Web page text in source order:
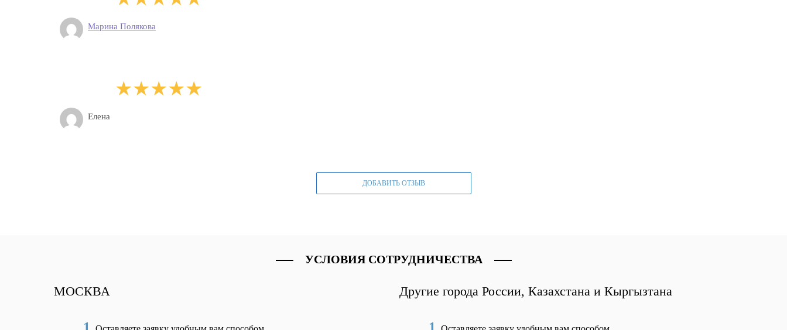
Марина Полякова
Елена
ДОБАВИТЬ ОТЗЫВ
УСЛОВИЯ СОТРУДНИЧЕСТВА
МОСКВА Другие города России, Казахстана и Кыргызтана